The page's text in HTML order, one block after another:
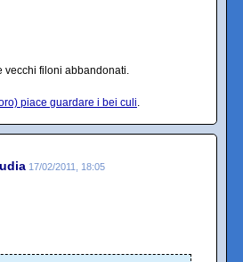
vecchi filoni abbandonati.
piace guardare i bei culi.
17/02/2011, 18:05